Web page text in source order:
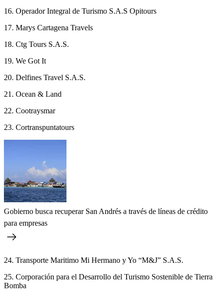
16. Operador Integral de Turismo S.A.S Opitours
17. Marys Cartagena Travels
18. Ctg Tours S.A.S.
19. We Got It
20. Delfines Travel S.A.S.
21. Ocean & Land
22. Cootraysmar
23. Cortranspuntatours
Gobierno busca recuperar San Andrés a través de líneas de crédito
para empresas
24. Transporte Maritimo Mi Hermano y Yo “M&J” S.A.S.
25. Corporación para el Desarrollo del Turismo Sostenible de Tierra
Bomba